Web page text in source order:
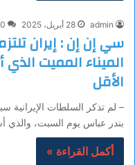
admin 28 أبريل، 2025 0
سي إن إن : إيران
الأقل
– لم تذكر السلطات الإيرانية
بندر عباس يوم السبت،
أكمل القراءة »